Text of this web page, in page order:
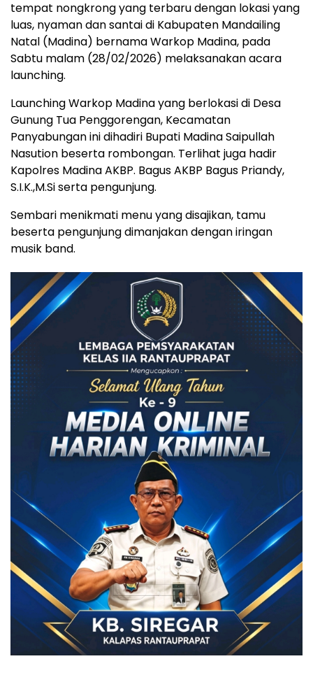
tempat nongkrong yang terbaru dengan lokasi yang
luas, nyaman dan santai di Kabupaten Mandailing
Natal (Madina) bernama Warkop Madina, pada
Sabtu malam (28/02/2026) melaksanakan acara
launching.
Launching Warkop Madina yang berlokasi di Desa
Gunung Tua Penggorengan, Kecamatan
Panyabungan ini dihadiri Bupati Madina Saipullah
Nasution beserta rombongan. Terlihat juga hadir
Kapolres Madina AKBP. Bagus AKBP Bagus Priandy,
S.I.K.,M.Si serta pengunjung.
Sembari menikmati menu yang disajikan, tamu
beserta pengunjung dimanjakan dengan iringan
musik band.